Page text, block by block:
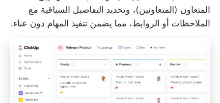
المتعاون (المتعاونين)، وتحديد التفاصيل السياقية مع
الملاحظات أو الروابط، مما يضمن تنفيذ المهام دون عناء.